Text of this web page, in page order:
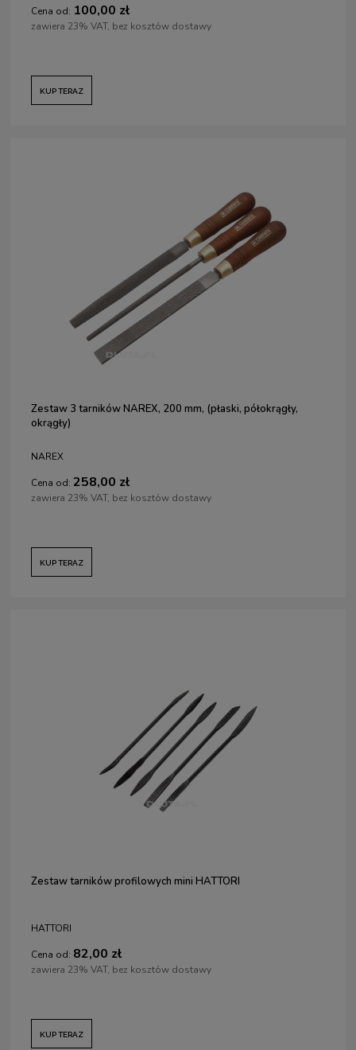
Cena od: 100,00 zł
zawiera 23% VAT, bez kosztów dostawy
KUP TERAZ
Zestaw 3 tarników NAREX, 200 mm, (płaski, półokrągły,
okrągły)
NAREX
Cena od: 258,00 zł
zawiera 23% VAT, bez kosztów dostawy
KUP TERAZ
Zestaw tarników profilowych mini HATTORI
HATTORI
Cena od: 82,00 zł
zawiera 23% VAT, bez kosztów dostawy
KUP TERAZ